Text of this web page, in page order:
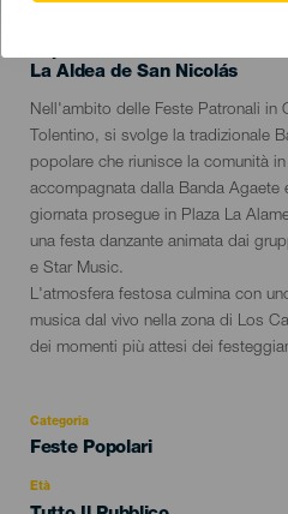
Localidad
La Aldea de San Nicolás
Descripción
del
evento
Nell'ambito delle Feste Patronali in
Tolentino, si svolge la tradizionale
popolare che riunisce la comunità
accompagnata dalla Banda Agaete
giornata prosegue in Plaza La
una festa danzante animata dai
e Star Music.
L'atmosfera festosa culmina con
musica dal vivo nella zona di Los
dei momenti più attesi dei
Categoria
Categoría
evento
Feste Popolari
Età